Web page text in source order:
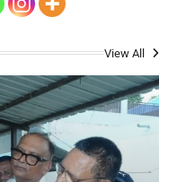
View All